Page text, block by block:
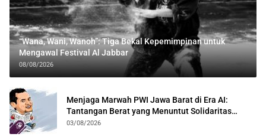
“Wana, Wani, Wanoh”: Tiga Bekal Kepemimpinan untuk
Mengawal Festival Al Jabbar
08/08/2026
Menjaga Marwah PWI Jawa Barat di Era AI:
Tantangan Berat yang Menuntut Solidaritas
Lintas Generasi
03/08/2026